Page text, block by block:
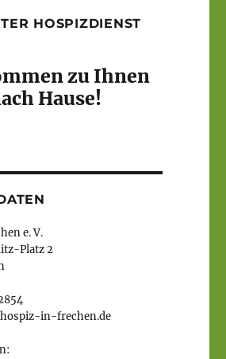
HOSPIZDIENST
zu Ihnen
Hause!
e. V.
Platz 2
in-frechen.de